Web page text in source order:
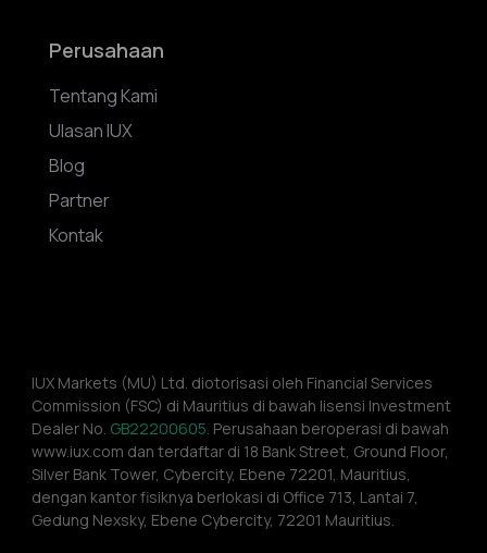
Perusahaan
Tentang Kami
Ulasan IUX
Blog
Partner
Kontak
IUX Markets (MU) Ltd. diotorisasi oleh Financial Services
Commission (FSC) di Mauritius di bawah lisensi Investment
Dealer No. GB22200605. Perusahaan beroperasi di bawah
www.iux.com dan terdaftar di 18 Bank Street, Ground Floor,
Silver Bank Tower, Cybercity, Ebene 72201, Mauritius,
dengan kantor fisiknya berlokasi di Office 713, Lantai 7,
Gedung Nexsky, Ebene Cybercity, 72201 Mauritius.